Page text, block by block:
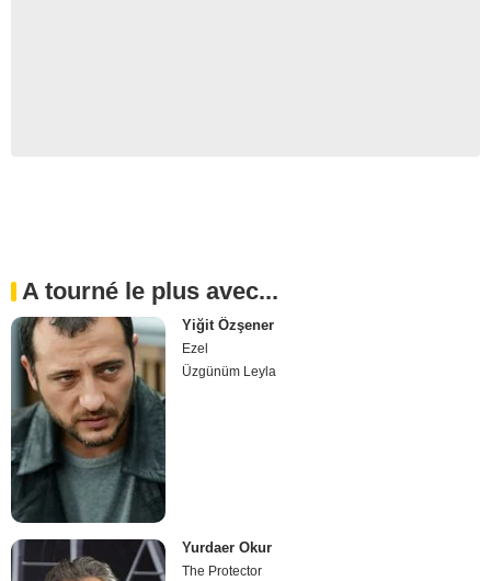
A tourné le plus avec...
Yiğit Özşener
Ezel
Üzgünüm Leyla
Yurdaer Okur
The Protector